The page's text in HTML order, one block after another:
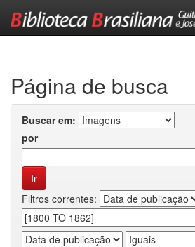
Página de busca
Buscar em:
por
Filtros correntes: